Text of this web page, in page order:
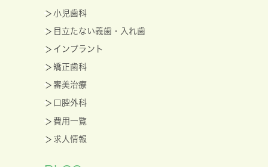
小児歯科
目立たない義歯・入れ歯
インプラント
矯正歯科
審美治療
口腔外科
費用一覧
求人情報